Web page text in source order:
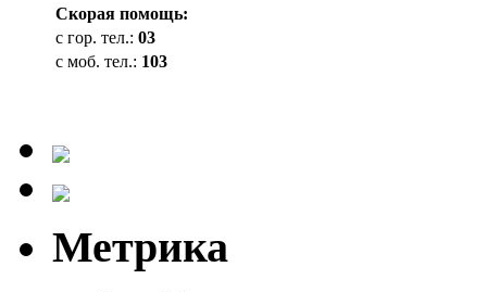
Cкорая помощь:
с гор. тел.: 03
с моб. тел.: 103
Метрика